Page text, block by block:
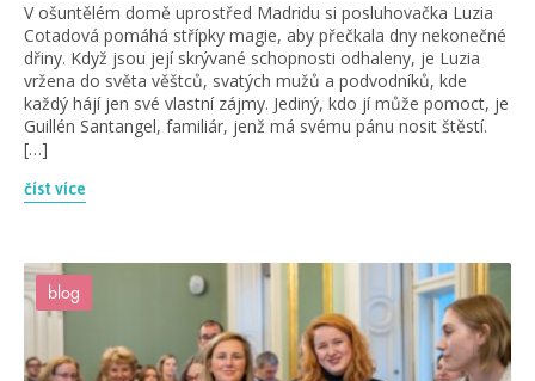
V ošuntělém domě uprostřed Madridu si posluhovačka Luzia
Cotadová pomáhá střípky magie, aby přečkala dny nekonečné
dřiny. Když jsou její skrývané schopnosti odhaleny, je Luzia
vržena do světa věštců, svatých mužů a podvodníků, kde
každý hájí jen své vlastní zájmy. Jediný, kdo jí může pomoct, je
Guillén Santangel, familiár, jenž má svému pánu nosit štěstí.
[…]
číst více
blog